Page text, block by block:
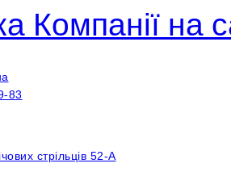
Компанії на
83
стрільців 52-А